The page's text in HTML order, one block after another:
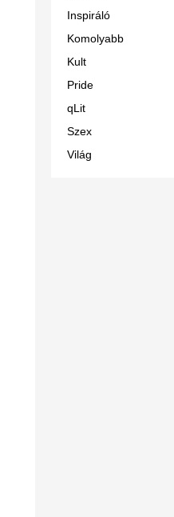
Inspiráló
Komolyabb
Kult
Pride
qLit
Szex
Világ